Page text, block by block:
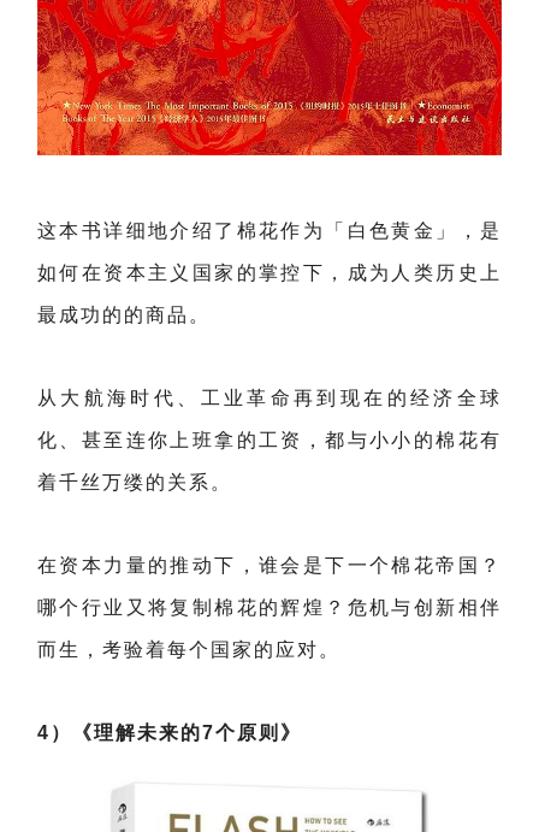
这本书详细地介绍了棉花作为「白色黄金」，是
如何在资本主义国家的掌控下，成为人类历史上
最成功的的商品。
从大航海时代、工业革命再到现在的经济全球
化、甚至连你上班拿的工资，都与小小的棉花有
着千丝万缕的关系。
在资本力量的推动下，谁会是下一个棉花帝国？
哪个行业又将复制棉花的辉煌？危机与创新相伴
而生，考验着每个国家的应对。
4）《理解未来的7个原则》